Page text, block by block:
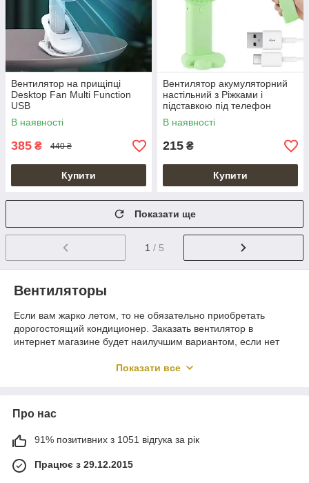
Вентилятор на прищіпці
Desktop Fan Multi Function
USB
В наявності
385 ₴ 440 ₴
Купити
Вентилятор акумуляторний
настільний з Ріжками і
підставкою під телефон
В наявності
215 ₴
Купити
Показати ще
1 / 5
Вентиляторы
Если вам жарко летом, то не обязательно приобретать
дорогостоящий кондиционер. Заказать вентилятор в
интернет магазине будет наилучшим вариантом, если нет
минимальное количество электрической энергии, его очень
можно охладиться и ощутить спасительную прохладу, даже в
самый знойный день.
Разновидности
Вентиляторы делятся по нескольким признакам, один из них
Показати все
Про нас
91% позитивних з 1051 відгука за рік
Працює з 29.12.2015